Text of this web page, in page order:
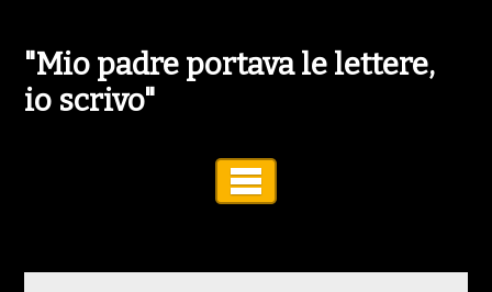
"Mio padre portava le lettere,
io scrivo"